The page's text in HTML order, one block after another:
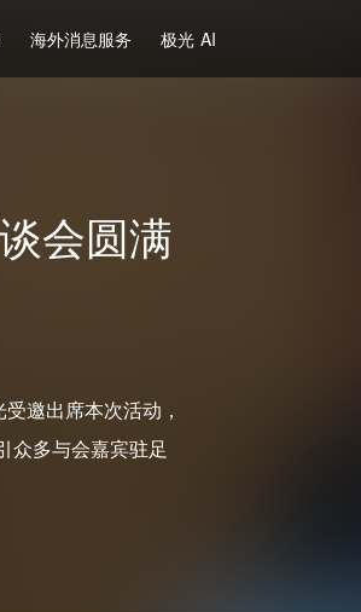
海外消息服务 极光 AI
会圆满
邀出席本次活动，
众多与会嘉宾驻足